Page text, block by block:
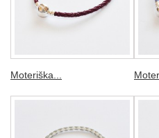
Moteriška...